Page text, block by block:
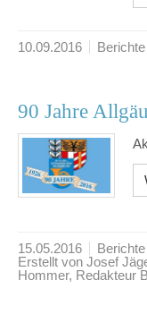
10.09.2016 Berichte
90 Jahre
15.05.2016
Berichte
Erstellt von Josef
Hommer, Redakteur